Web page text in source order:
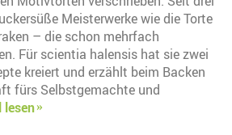
Meisterwerke wie die Torte
– die schon mehrfach
Für scientia halensis hat sie zwei
kreiert und erzählt beim Backen
fürs Selbstgemachte und
lesen